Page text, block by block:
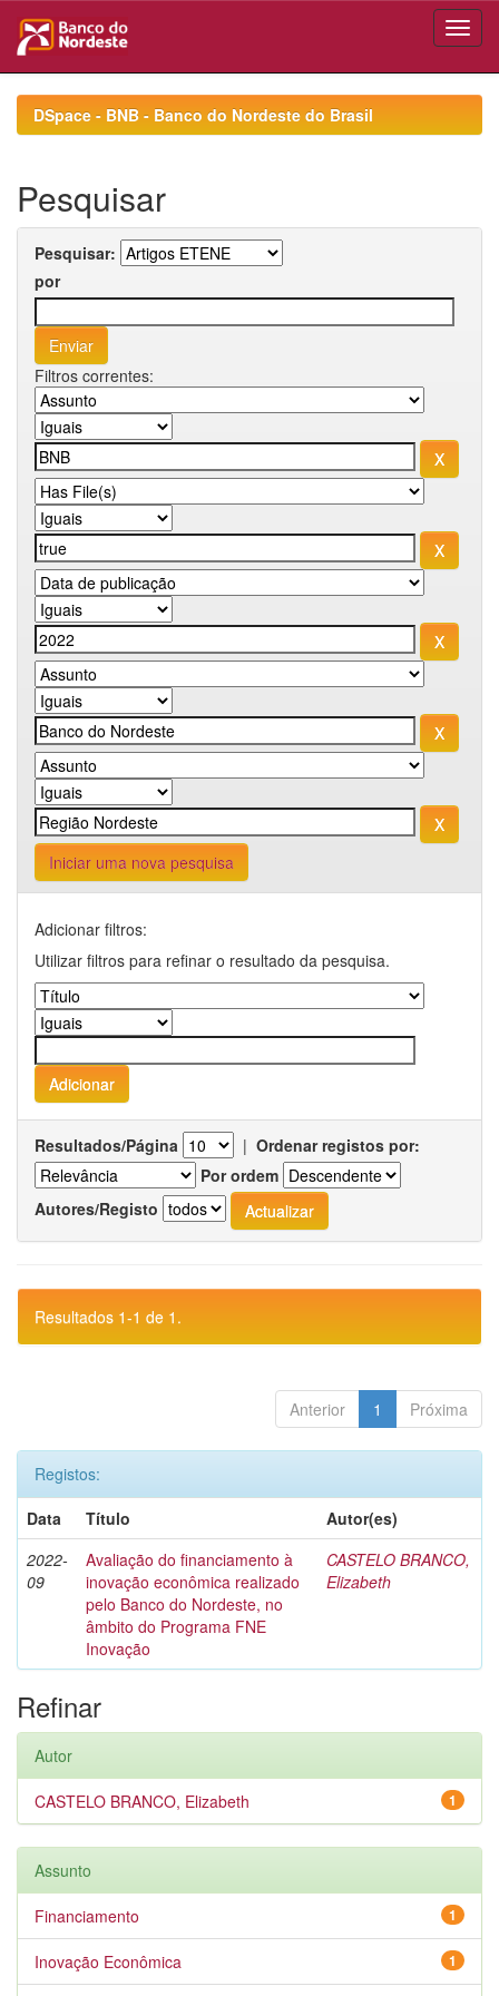
navigationDSpace - BNB - Banco do Nordeste do Brasil
Pesquisar
Pesquisar:
por
Filtros correntes:
Iniciar uma nova pesquisa
Adicionar filtros:
Utilizar filtros para refinar o resultado da pesquisa.
Resultados/Página | Ordenar registos por:
Por ordem
Autores/Registo
Resultados 1-1 de 1.
Anterior 1 Próxima
Registos:
Data
Título
Autor(es)
2022-
09
Avaliação do financiamento à
inovação econômica realizado
pelo Banco do Nordeste, no
âmbito do Programa FNE
Inovação
CASTELO BRANCO,
Elizabeth
Refinar
Autor
1
CASTELO BRANCO, Elizabeth
Assunto
1
Financiamento
1
Inovação Econômica